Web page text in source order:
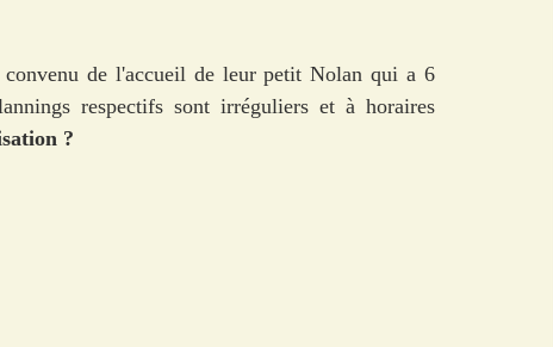
convenu de l'accueil de leur petit Nolan qui a 6
respectifs sont irréguliers et à horaires
?